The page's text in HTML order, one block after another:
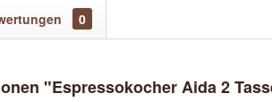
0
"Espressokocher Aida 2